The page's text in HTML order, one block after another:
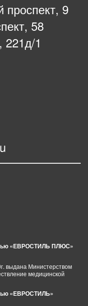
проспект, 9
58
221д/1
«ЕВРОСТИЛЬ ПЛЮС»
выдана Министерством
медицинской
«ЕВРОСТИЛЬ»